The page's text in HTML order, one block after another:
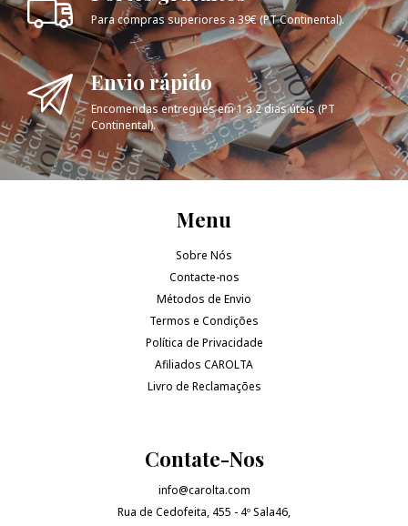
Para compras superiores a 39€ (PT Continental).
Envio rápido
Encomendas entregues em 1 a 2 dias úteis (PT
Continental).
Menu
Sobre Nós
Contacte-nos
Métodos de Envio
Termos e Condições
Política de Privacidade
Afiliados CAROLTA
Livro de Reclamações
Contate-Nos
info@carolta.com
Rua de Cedofeita, 455 - 4º Sala46,